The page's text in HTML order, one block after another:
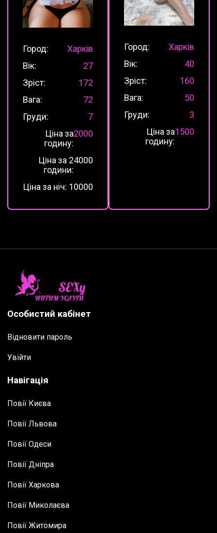
Город:
Харків
Вік:
27
Зріст:
172
Вага:
72
Груди:
7
Ціна за
годину:
2000
Ціна за 2
години:
4000
Ціна за ніч: 10000
Город:
Харків
Вік:
40
Зріст:
160
Вага:
50
Груди:
3
Ціна за
годину:
1500
Особистий кабінет
Відновити пароль
Увійти
Навігація
Повії Києва
Повії Львова
Повії Одеси
Повії Дніпра
Повії Харкова
Повії Миколаєва
Повії Житомира